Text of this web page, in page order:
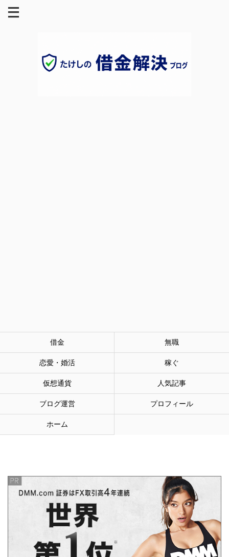
借金 無職
恋愛・婚活 稼ぐ
仮想通貨 人気記事
ブログ運営 プロフィール
ホーム